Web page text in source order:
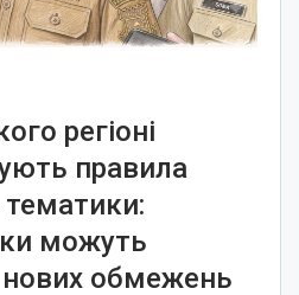
регіоні
правила
можуть
обмежень